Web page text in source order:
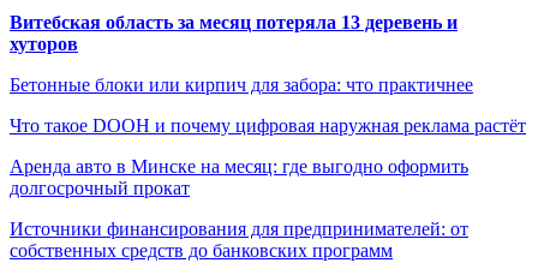
Витебская область за месяц потеряла 13 деревень и
хуторов
Бетонные блоки или кирпич для забора: что практичнее
Что такое DOOH и почему цифровая наружная реклама растёт
Аренда авто в Минске на месяц: где выгодно оформить
долгосрочный прокат
Источники финансирования для предпринимателей: от
собственных средств до банковских программ